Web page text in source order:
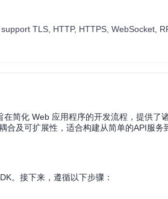
简化 Web 应用程序的开发流程，提供了
及可扩展性，适合构建从简单的API服务
。接下来，遵循以下步骤：